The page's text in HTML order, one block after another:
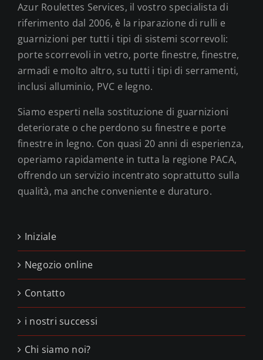
Azur Roulettes Services, il vostro specialista di
riferimento dal 2006, è la riparazione di rulli e
guarnizioni per tutti i tipi di sistemi scorrevoli:
porte scorrevoli in vetro, porte finestre, finestre,
armadi e molto altro, su tutti i tipi di serramenti,
inclusi alluminio, PVC e legno.
Siamo esperti nella sostituzione di guarnizioni
deteriorate o che perdono su finestre e porte
finestre in legno. Con quasi 20 anni di esperienza,
operiamo rapidamente in tutta la regione PACA,
offrendo un servizio incentrato soprattutto sulla
qualità, ma anche conveniente e duraturo.
Iniziale
Negozio online
Contatto
i nostri successi
Chi siamo noi?